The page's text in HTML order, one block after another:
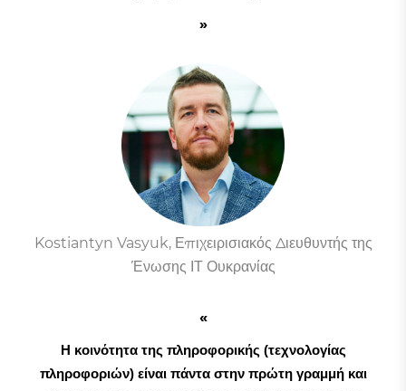
Kostiantyn Vasyuk, Επιχειρισιακός Διευθυντής της
Ένωσης ΙΤ Ουκρανίας
Η κοινότητα της πληροφορικής (τεχνολογίας
πληροφοριών) είναι πάντα στην πρώτη γραμμή και